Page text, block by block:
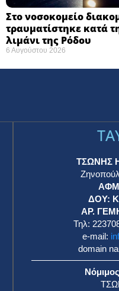
Στο νοσοκομείο
τραυματίστηκε κατά
λιμάνι της Ρόδου
6 Αυγούστου 2026
ΤΣΩΝΗΣ
ΑΦΜ:
ΔΟΥ:
ΑΡ.
Τηλ:
e-mail:
domain